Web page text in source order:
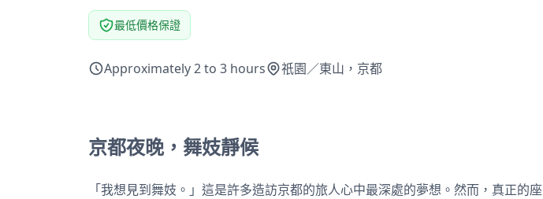
最低價格保證
Approximately 2 to 3 hours 祇園／東山，京都
京都夜晚，舞妓靜候
「我想見到舞妓。」這是許多造訪京都的旅人心中最深處的夢想。然而，真正的座